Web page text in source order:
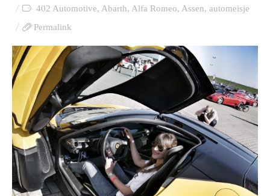
402 Automotive, Abarth, Alfa Romeo, Assen, automeisje
Permalink